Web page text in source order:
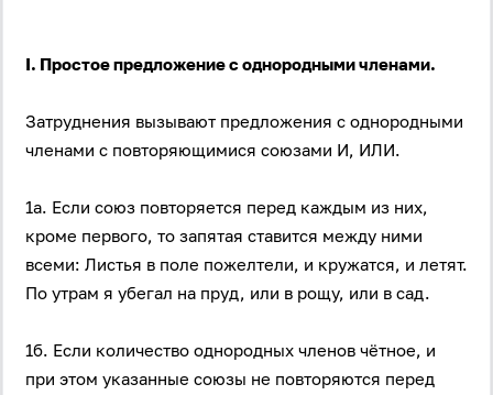
I. Простое предложение с однородными членами.
Затруднения вызывают предложения с однородными
членами с повторяющимися союзами И, ИЛИ.
1а. Если союз повторяется перед каждым из них,
кроме первого, то запятая ставится между ними
всеми: Листья в поле пожелтели, и кружатся, и летят.
По утрам я убегал на пруд, или в рощу, или в сад.
1б. Если количество однородных членов чётное, и
при этом указанные союзы не повторяются перед